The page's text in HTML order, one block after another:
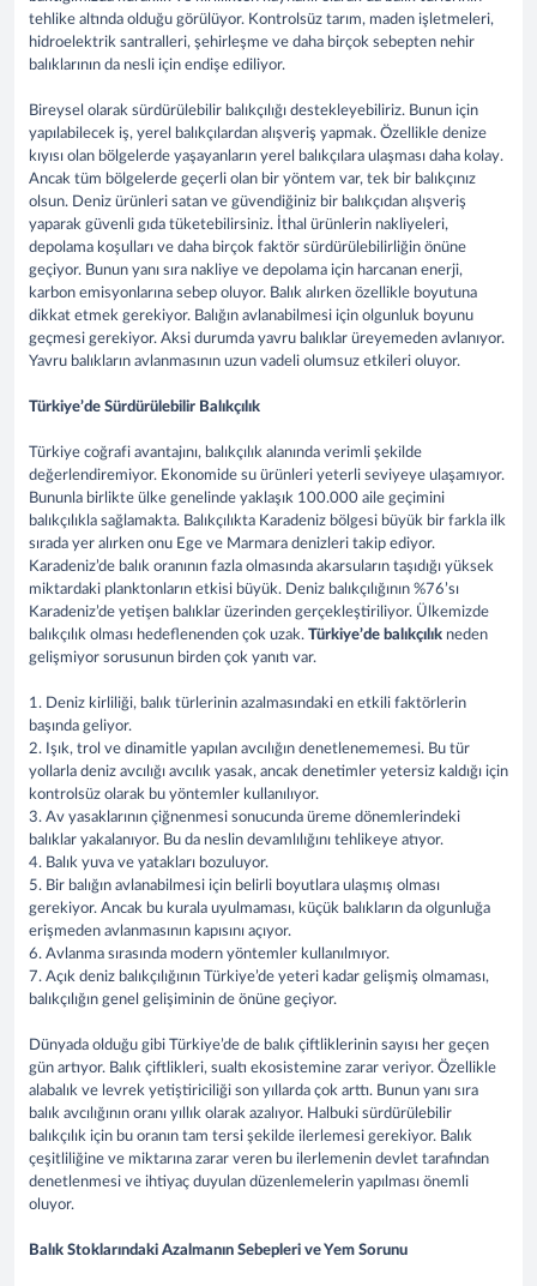
tehlike altında olduğu görülüyor. Kontrolsüz tarım, maden işletmeleri,
hidroelektrik santralleri, şehirleşme ve daha birçok sebepten nehir
balıklarının da nesli için endişe ediliyor.
Bireysel olarak sürdürülebilir balıkçılığı destekleyebiliriz. Bunun için
yapılabilecek iş, yerel balıkçılardan alışveriş yapmak. Özellikle denize
kıyısı olan bölgelerde yaşayanların yerel balıkçılara ulaşması daha kolay.
Ancak tüm bölgelerde geçerli olan bir yöntem var, tek bir balıkçınız
olsun. Deniz ürünleri satan ve güvendiğiniz bir balıkçıdan alışveriş
yaparak güvenli gıda tüketebilirsiniz. İthal ürünlerin nakliyeleri,
depolama koşulları ve daha birçok faktör sürdürülebilirliğin önüne
geçiyor. Bunun yanı sıra nakliye ve depolama için harcanan enerji,
karbon emisyonlarına sebep oluyor. Balık alırken özellikle boyutuna
dikkat etmek gerekiyor. Balığın avlanabilmesi için olgunluk boyunu
geçmesi gerekiyor. Aksi durumda yavru balıklar üreyemeden avlanıyor.
Yavru balıkların avlanmasının uzun vadeli olumsuz etkileri oluyor.
Türkiye’de Sürdürülebilir Balıkçılık
Türkiye coğrafi avantajını, balıkçılık alanında verimli şekilde
değerlendiremiyor. Ekonomide su ürünleri yeterli seviyeye ulaşamıyor.
Bununla birlikte ülke genelinde yaklaşık 100.000 aile geçimini
balıkçılıkla sağlamakta. Balıkçılıkta Karadeniz bölgesi büyük bir farkla ilk
sırada yer alırken onu Ege ve Marmara denizleri takip ediyor.
Karadeniz’de balık oranının fazla olmasında akarsuların taşıdığı yüksek
miktardaki planktonların etkisi büyük. Deniz balıkçılığının %76’sı
Karadeniz’de yetişen balıklar üzerinden gerçekleştiriliyor. Ülkemizde
balıkçılık olması hedeflenenden çok uzak. Türkiye’de balıkçılık neden
gelişmiyor sorusunun birden çok yanıtı var.
1. Deniz kirliliği, balık türlerinin azalmasındaki en etkili faktörlerin
başında geliyor.
2. Işık, trol ve dinamitle yapılan avcılığın denetlenememesi. Bu tür
yollarla deniz avcılığı avcılık yasak, ancak denetimler yetersiz kaldığı için
kontrolsüz olarak bu yöntemler kullanılıyor.
3. Av yasaklarının çiğnenmesi sonucunda üreme dönemlerindeki
balıklar yakalanıyor. Bu da neslin devamlılığını tehlikeye atıyor.
4. Balık yuva ve yatakları bozuluyor.
5. Bir balığın avlanabilmesi için belirli boyutlara ulaşmış olması
gerekiyor. Ancak bu kurala uyulmaması, küçük balıkların da olgunluğa
erişmeden avlanmasının kapısını açıyor.
6. Avlanma sırasında modern yöntemler kullanılmıyor.
7. Açık deniz balıkçılığının Türkiye’de yeteri kadar gelişmiş olmaması,
balıkçılığın genel gelişiminin de önüne geçiyor.
Dünyada olduğu gibi Türkiye’de de balık çiftliklerinin sayısı her geçen
gün artıyor. Balık çiftlikleri, sualtı ekosistemine zarar veriyor. Özellikle
alabalık ve levrek yetiştiriciliği son yıllarda çok arttı. Bunun yanı sıra
balık avcılığının oranı yıllık olarak azalıyor. Halbuki sürdürülebilir
balıkçılık için bu oranın tam tersi şekilde ilerlemesi gerekiyor. Balık
çeşitliliğine ve miktarına zarar veren bu ilerlemenin devlet tarafından
denetlenmesi ve ihtiyaç duyulan düzenlemelerin yapılması önemli
oluyor.
Balık Stoklarındaki Azalmanın Sebepleri ve Yem Sorunu